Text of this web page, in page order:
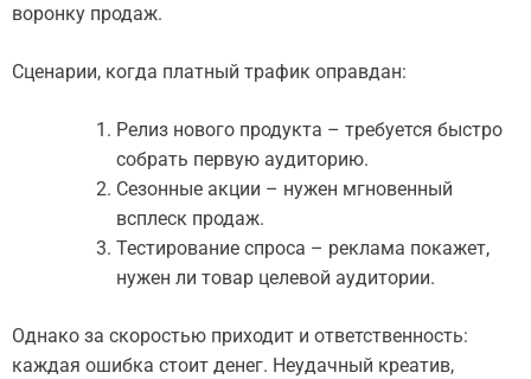
воронку продаж.
Сценарии, когда платный трафик оправдан:
Релиз нового продукта – требуется быстро
собрать первую аудиторию.
Сезонные акции – нужен мгновенный
всплеск продаж.
Тестирование спроса – реклама покажет,
нужен ли товар целевой аудитории.
Однако за скоростью приходит и ответственность:
каждая ошибка стоит денег. Неудачный креатив,